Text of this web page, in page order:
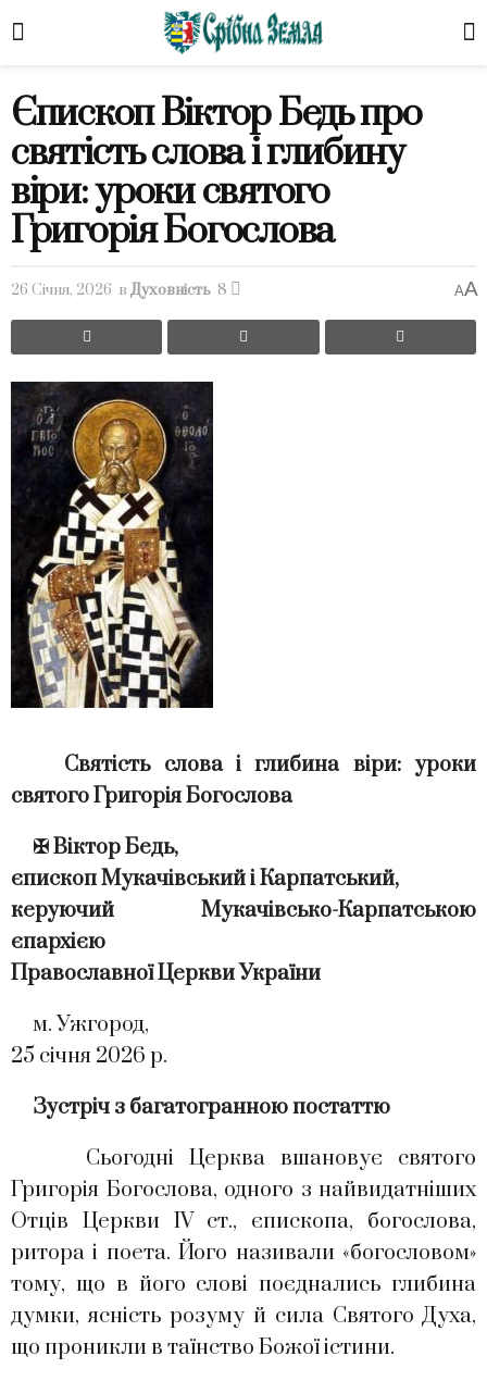
Єпископ Віктор Бедь про
святість слова і глибину
віри: уроки святого
Григорія Богослова
26 Січня, 2026 в Духовність 8 AA
Святість слова і глибина віри: уроки
святого Григорія Богослова
✠Віктор Бедь,
єпископ Мукачівський і Карпатський,
керуючий Мукачівсько-Карпатською
єпархією
Православної Церкви України
м. Ужгород,
25 січня 2026 р.
Зустріч з багатогранною постаттю
Сьогодні Церква вшановує святого
Григорія Богослова, одного з найвидатніших
Отців Церкви IV ст., єпископа, богослова,
ритора і поета. Його називали «богословом»
тому, що в його слові поєднались глибина
думки, ясність розуму й сила Святого Духа,
що проникли в таїнство Божої істини.